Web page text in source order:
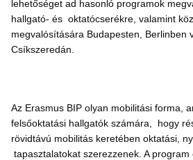
lehetőséget ad hasonló programok
hallgató- és oktatócserékre, valamint
megvalósítására Budapesten, Berlinben
Csíkszeredán.
Az Erasmus BIP olyan mobilitási forma,
felsőoktatási hallgatók számára, hogy
rövidtávú mobilitás keretében oktatási,
tapasztalatokat szerezzenek. A